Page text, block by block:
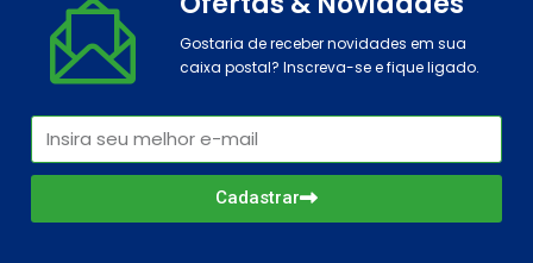
Gostaria de receber novidades em sua
caixa postal? Inscreva-se e fique ligado.
Cadastrar